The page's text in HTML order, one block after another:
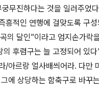
무진하다는 것을 일러주었
흥적인 연행에 걸맞도록 구
의 달인”이라고 엄지손가락
의 후렴구는 늘 고정되어 있
/아르랑 얼사배씌어라. 다만
그에 상당하는 함축구로 바꾸